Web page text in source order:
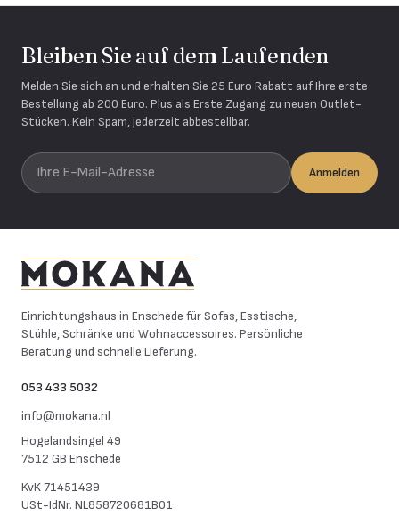
Bleiben Sie auf dem Laufenden
Melden Sie sich an und erhalten Sie 25 Euro Rabatt auf Ihre erste
Bestellung ab 200 Euro. Plus als Erste Zugang zu neuen Outlet-
Stücken. Kein Spam, jederzeit abbestellbar.
Ihre E-Mail-Adresse
Anmelden
Einrichtungshaus in Enschede für Sofas, Esstische,
Stühle, Schränke und Wohnaccessoires. Persönliche
Beratung und schnelle Lieferung.
053 433 5032
info@mokana.nl
Hogelandsingel 49
7512 GB Enschede
KvK71451439
USt-IdNr. NL858720681B01